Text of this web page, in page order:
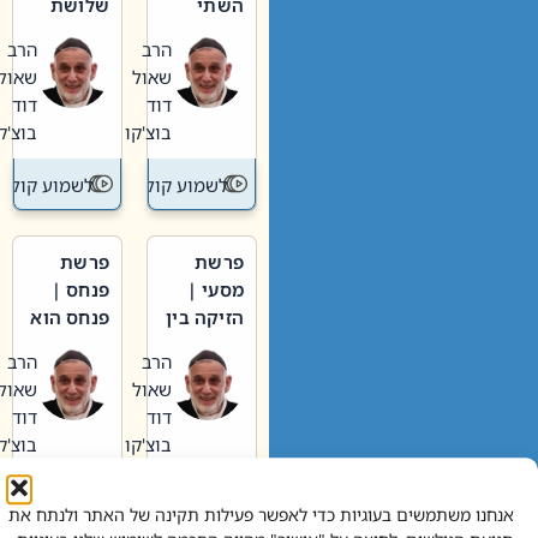
אנחנו משתמשים בעוגיות כדי לאפשר פעילות תקינה של האתר ולנתח את
וערב של
חיינו
הרב
שאול
דוד
בוצ'קו
לשמוע קול תורה – מדרש
האבות
הרב
שאול
דוד
בוצ'קו
לשמוע קול
פרשת
מסעי |
הזיקה בין
הגדול לעם הרב
שאול
דוד
בוצ'קו
לשמוע קול תורה – מדרש
פרשת
פנחס |
פנחס הוא
אליהו: בין
קנאות
הורסת
לקנאות
בונה
הרב
שאול
דוד
בוצ'קו
לשמוע קול